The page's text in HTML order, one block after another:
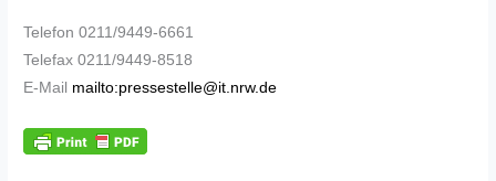
Telefon 0211/9449-6661
Telefax 0211/9449-8518
E-Mail mailto:pressestelle@it.nrw.de